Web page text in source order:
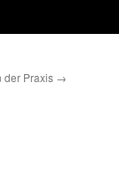
der Praxis →